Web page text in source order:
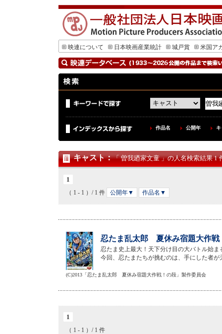
映連について 日本映画産業統計 城戸賞 米国ア
作品名 公開年
キャスト：「 曽我廼家文童 」の人名検索結果 1
1
（ 1 - 1 ）/ 1 件 公開年▼ 作品名▼
忍たま乱太郎 夏休み宿題大作戦
忍たま史上最大！天下分け目の大バトル始
今回、忍たまたちが挑むのは、手にした者
(C)2013「忍たま乱太郎 夏休み宿題大作戦！の段」製作委員会
1
（ 1 - 1 ）/ 1 件